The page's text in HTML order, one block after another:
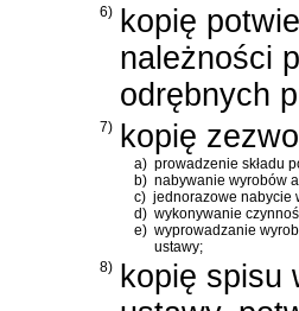
6)
kopię
należności
odrębnych
7) kopię
a) prowadzenie składu
b) nabywanie wyrobów
c) jednorazowe nabycie
d) wykonywanie
e) wyprowadzanie
ustawy;
8)
kopię spisu